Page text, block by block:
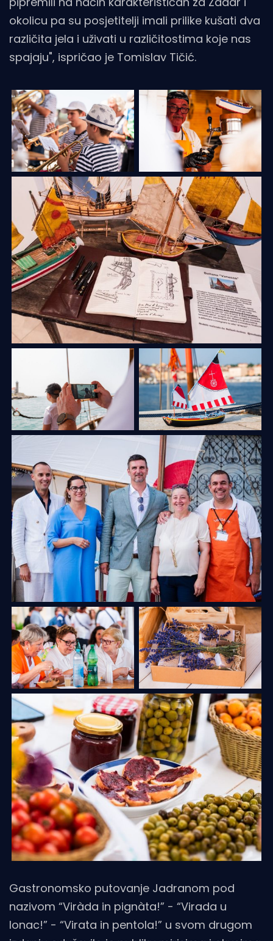
okolicu pa su posjetitelji imali prilike kušati dva
različita jela i uživati u različitostima koje nas
spajaju", ispričao je Tomislav Tičić.
Gastronomsko putovanje Jadranom pod
nazivom “Viràda in pignàta!” - “Virada u
lonac!” - “Virata in pentola!” u svom drugom